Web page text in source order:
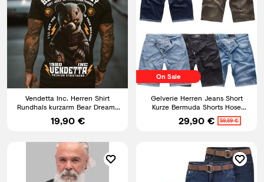
Vendetta Inc. Herren Shirt
Rundhals kurzarm Bear Dreams
schwarz VD-1427 Print
19,90 €
On Sale
Gelverie Herren Jeans Short
Kurze Bermuda Shorts Hose
Denim Stonewashed M58
29,90 € 59,89 €